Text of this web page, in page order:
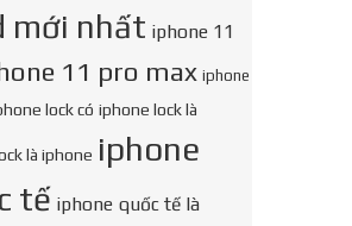
mới nhất iphone 11
11 pro max iphone
lock có iphone lock là
là iphone iphone
tế iphone quốc tế là